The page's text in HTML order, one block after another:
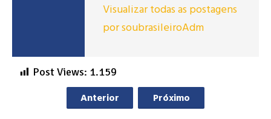
Post Views: 1.159
Visualizar todas as postagens
por soubrasileiroAdm
Anterior Próximo